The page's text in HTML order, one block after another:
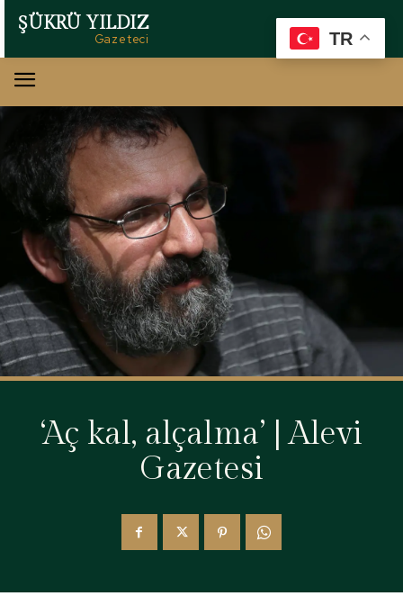
ŞÜKRÜ YILDIZ
Gazeteci
‘Aç kal, alçalma’ | Alevi
Gazetesi
TR